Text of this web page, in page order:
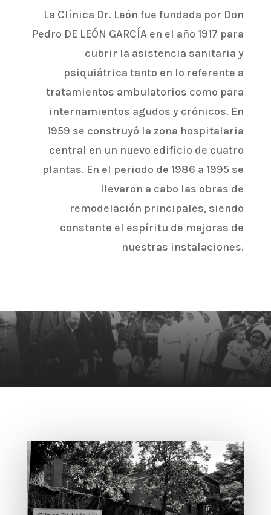
La Clínica Dr. León fue fundada por Don
Pedro DE LEÓN GARCÍA en el año 1917 para
cubrir la asistencia sanitaria y
psiquiátrica tanto en lo referente a
tratamientos ambulatorios como para
internamientos agudos y crónicos. En
1959 se construyó la zona hospitalaria
central en un nuevo edificio de cuatro
plantas. En el periodo de 1986 a 1995 se
llevaron a cabo las obras de
remodelación principales, siendo
constante el espíritu de mejoras de
nuestras instalaciones.